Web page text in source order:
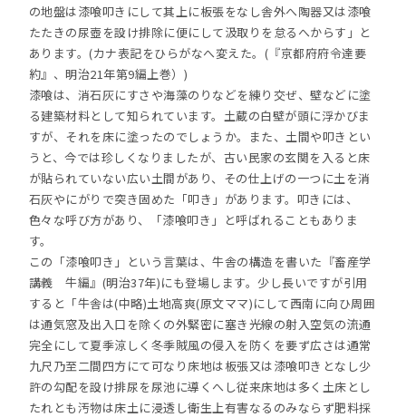
の地盤は漆喰叩きにして其上に板張をなし舎外へ陶器又は漆喰
たたきの尿壺を設け排除に便にして汲取りを怠るへからす」と
あります。(カナ表記をひらがなへ変えた。(『京都府府令達要
約』、明治21年第9編上巻）)
漆喰は、消石灰にすさや海藻のりなどを練り交ぜ、壁などに塗
る建築材料として知られています。土蔵の白壁が頭に浮かびま
すが、それを床に塗ったのでしょうか。また、土間や叩きとい
うと、今では珍しくなりましたが、古い民家の玄関を入ると床
が貼られていない広い土間があり、その仕上げの一つに土を消
石灰やにがりで突き固めた「叩き」があります。叩きには、
色々な呼び方があり、「漆喰叩き」と呼ばれることもありま
す。
この「漆喰叩き」という言葉は、牛舎の構造を書いた『畜産学
講義 牛編』(明治37年)にも登場します。少し長いですが引用
すると「牛舎は(中略)土地高爽(原文ママ)にして西南に向ひ周囲
は通気窓及出入口を除くの外緊密に塞き光線の射入空気の流通
完全にして夏季涼しく冬季賊風の侵入を防くを要ず広さは通常
九尺乃至二間四方にて可なり床地は板張又は漆喰叩きとなし少
許の勾配を設け排尿を尿池に導くへし従来床地は多く土床とし
たれとも汚物は床土に浸透し衛生上有害なるのみならず肥料採